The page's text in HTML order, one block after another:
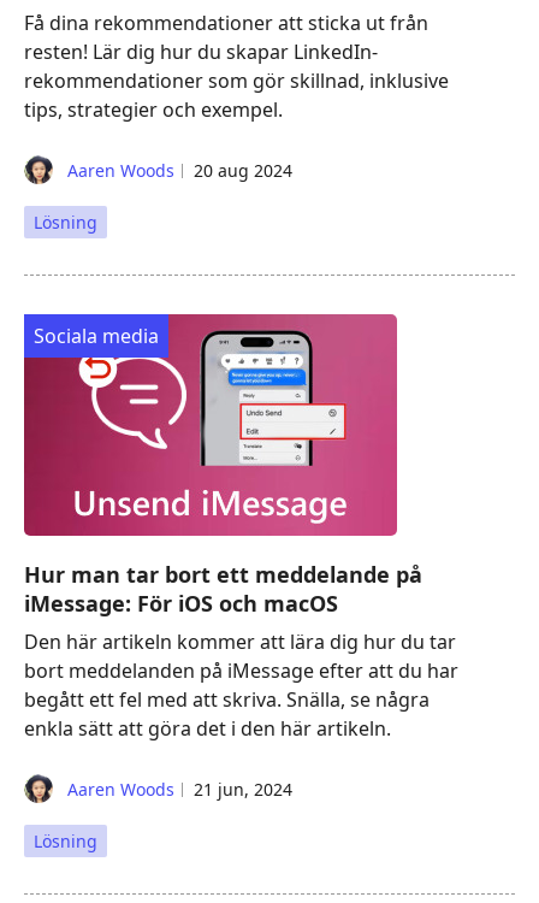
Få dina rekommendationer att sticka ut från
resten! Lär dig hur du skapar LinkedIn-
rekommendationer som gör skillnad, inklusive
tips, strategier och exempel.
Aaren Woods 20 aug 2024
Lösning
Sociala media
Hur man tar bort ett meddelande på
iMessage: För iOS och macOS
Den här artikeln kommer att lära dig hur du tar
bort meddelanden på iMessage efter att du har
begått ett fel med att skriva. Snälla, se några
enkla sätt att göra det i den här artikeln.
Aaren Woods 21 jun, 2024
Lösning